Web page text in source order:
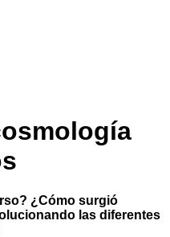
¿Cómo surgió
las diferentes